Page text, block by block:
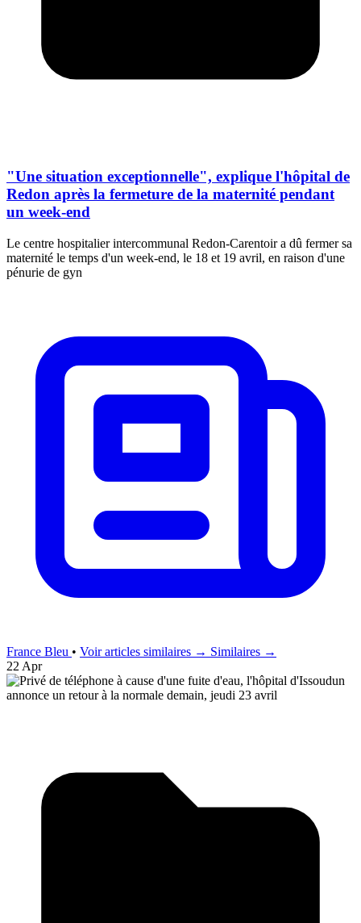
"Une situation exceptionnelle", explique l'hôpital de
Redon après la fermeture de la maternité pendant
un week-end
Le centre hospitalier intercommunal Redon-Carentoir a dû fermer sa
maternité le temps d'un week-end, le 18 et 19 avril, en raison d'une
pénurie de gyn
France Bleu • Voir articles similaires → Similaires →
22 Apr